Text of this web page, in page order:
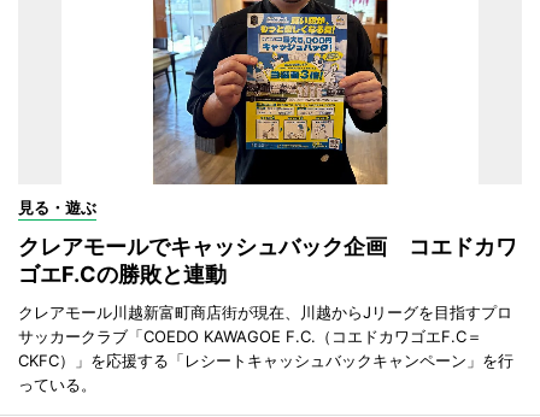
見る・遊ぶ
クレアモールでキャッシュバック企画 コエドカワ
ゴエF.Cの勝敗と連動
クレアモール川越新富町商店街が現在、川越からJリーグを目指すプロ
サッカークラブ「COEDO KAWAGOE F.C.（コエドカワゴエF.C＝
CKFC）」を応援する「レシートキャッシュバックキャンペーン」を行
っている。